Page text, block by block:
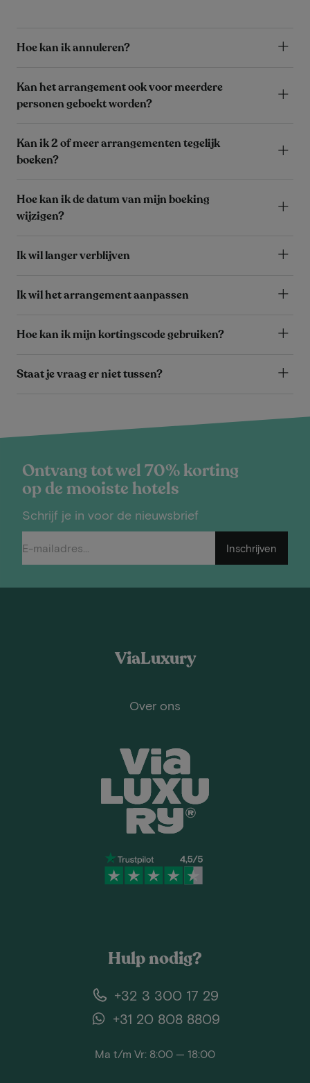
Hoe kan ik annuleren?
Kan het arrangement ook voor meerdere
personen geboekt worden?
Kan ik 2 of meer arrangementen tegelijk
boeken?
Hoe kan ik de datum van mijn boeking
wijzigen?
Ik wil langer verblijven
Ik wil het arrangement aanpassen
Hoe kan ik mijn kortingscode gebruiken?
Staat je vraag er niet tussen?
Ontvang tot wel 70% korting
op de mooiste hotels
Schrijf je in voor de nieuwsbrief
Inschrijven
ViaLuxury
Over ons
Hulp nodig?
+32 3 300 17 29
+31 20 808 8809
Ma t/m Vr: 8:00 — 18:00